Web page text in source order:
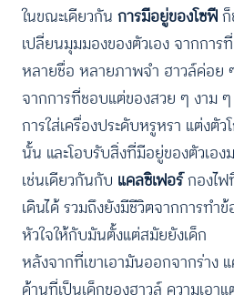
ในขณะเดียวกัน การมีอยู่ของโซฟี
เปลี่ยนมุมมองของตัวเอง จากกา
หลายชื่อ หลายภาพจำ ฮาวล์ค่อย
จากการที่ชอบแต่ของสวย ๆ งาม ๆ
การใส่เครื่องประดับหรูหรา แต่งตัว
นั้น และโอบรับสิ่งที่มีอยู่ของตัวเอง
เช่นเดียวกันกับ แคลซิเฟอร์กองไ
เดินได้ รวมถึงยังมีชีวิตจากการท
หัวใจให้กับมันตั้งแต่สมัยยังเด็ก
หลังจากที่เขาเอามันออกจากร่าง
ด้านที่เป็นเด็กของฮาวล์ ความเอา